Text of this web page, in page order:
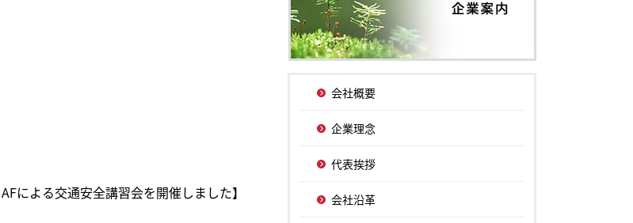
による交通安全講習会を開催しました】
会社概要
企業理念
代表挨拶
会社沿革